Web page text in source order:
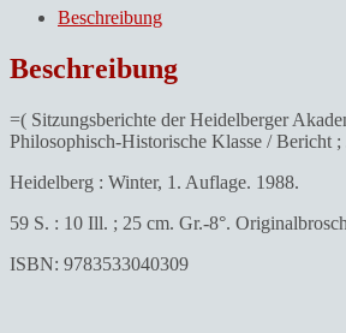
Triumph
Akademie:
Eine
Komposition
von
LeBrun
ihr
Umfeld.
Beschreibung
Beschreibung
=( Sitzungsberichte der Heidelberger
Philosophisch-Historische Klasse / Bericht ;
Heidelberg : Winter, 1. Auflage. 1988.
59 S. : 10 Ill. ; 25 cm. Gr.-8°.
ISBN: 9783533040309